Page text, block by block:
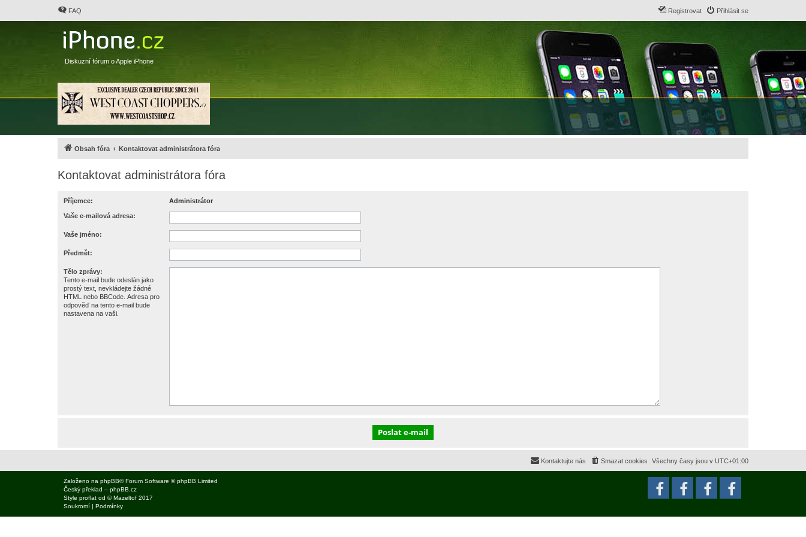
FAQ Přihlásit se
Registrovat
Diskuzní fórum o Apple iPhone
Obsah fóra Kontaktovat administrátora fóra
Kontaktovat administrátora fóra
Příjemce: Administrátor
Vaše e-mailová adresa:
Vaše jméno:
Předmět:
Tělo zprávy:
Tento e-mail bude odeslán jako
prostý text, nevkládejte žádné
HTML nebo BBCode. Adresa pro
odpověď na tento e-mail bude
nastavena na vaši.
Všechny časy jsou v UTC+01:00
Smazat cookies
Kontaktujte nás
Založeno na phpBB® Forum Software © phpBB Limited
Český překlad – phpBB.cz
Style proflat od ©Mazeltof 2017
Soukromí | Podmínky